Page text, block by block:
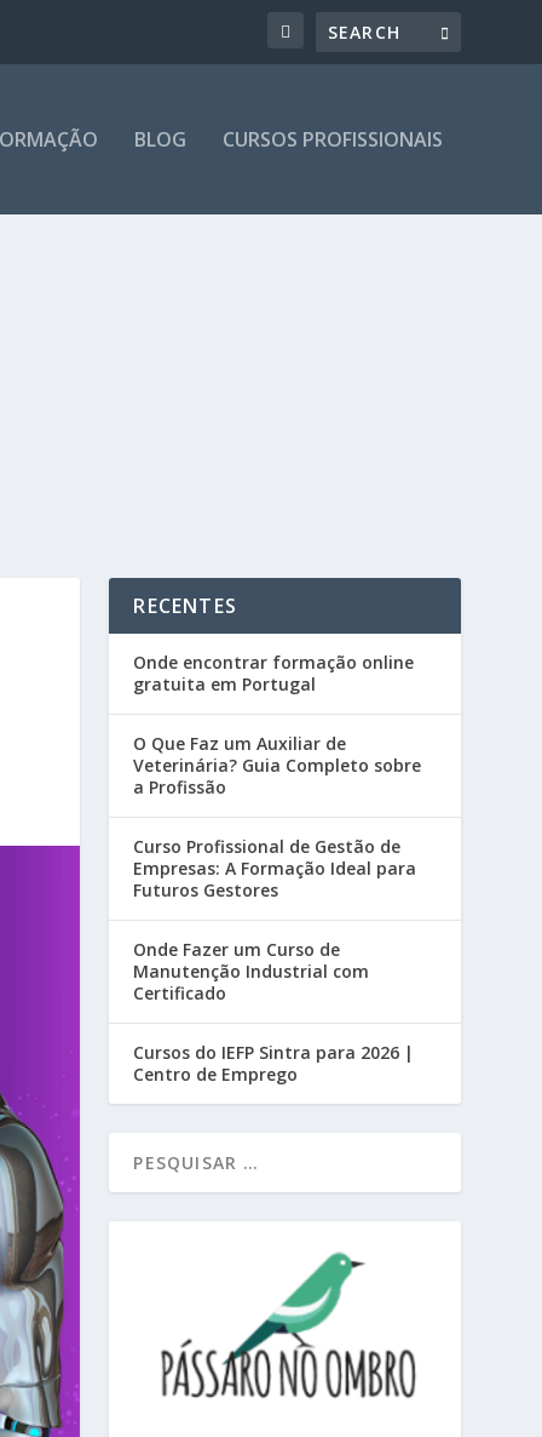
BLOG CURSOS PROFISSIONAIS
RECENTES
Onde encontrar formação online
gratuita em Portugal
O Que Faz um Auxiliar de
Veterinária? Guia Completo sobre
a Profissão
Curso Profissional de Gestão de
Empresas: A Formação Ideal para
Futuros Gestores
Onde Fazer um Curso de
Manutenção Industrial com
Certificado
Cursos do IEFP Sintra para 2026 |
Centro de Emprego